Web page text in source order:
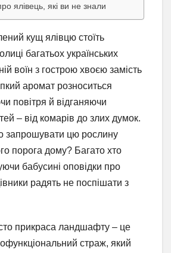
ялівець, які ви не знали
кущ ялівцю стоїть
багатьох українських
воїн з гострою хвоєю замість
аромат розноситься
повітря й відганяючи
– від комарів до злих думок.
запрошувати цю рослину
порога дому? Багато хто
бабусині оповідки про
радять не поспішати з
прикраса ландшафту – це
страж, який